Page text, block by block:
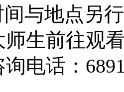
与地点另
师生前往观
电话：